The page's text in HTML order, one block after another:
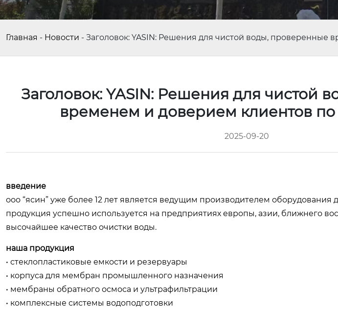
Главная - Новости - Заголовок: YASIN: Решения для чистой воды,
Заголовок: YASIN: Решения для чистой
временем и доверием клиентов
2025-09-20
введение
ооо “ясин” уже более 12 лет является ведущим производителем оборудования
продукция успешно используется на предприятиях европы, азии, ближнего
высочайшее качество очистки воды.
наша продукция
• стеклопластиковые емкости и резервуары
• корпуса для мембран промышленного назначения
• мембраны обратного осмоса и ультрафильтрации
• комплексные системы водоподготовки